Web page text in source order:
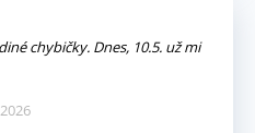
chybičky. Dnes, 10.5. už mi